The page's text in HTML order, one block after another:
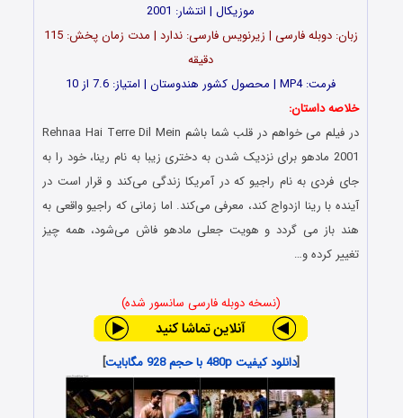
موزیکال | انتشار: 2001
زبان: دوبله فارسی | زیرنویس فارسی: ندارد | مدت زمان پخش: 115
دقیقه
فرمت: MP4 | محصول کشور هندوستان | امتیاز: 7.6 از 10
خلاصه داستان:
در فیلم می خواهم در قلب شما باشم Rehnaa Hai Terre Dil Mein
2001 مادهو برای نزدیک شدن به دختری زیبا به نام رینا، خود را به
جای فردی به نام راجیو که در آمریکا زندگی می‌کند و قرار است در
آینده با رینا ازدواج کند، معرفی می‌کند. اما زمانی که راجیو واقعی به
هند باز می گردد و هویت جعلی مادهو فاش می‌شود، همه چیز
تغییر کرده و…
(نسخه دوبله فارسی سانسور شده)
[دانلود کیفیت 480p با حجم 928 مگابایت ]